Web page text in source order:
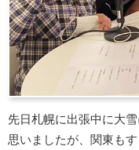
先日札幌に出張中に大
思いましたが、関東も